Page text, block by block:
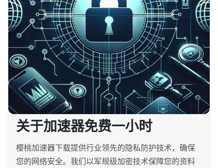
关于加速器免费一小时
樱桃加速器下载提供行业领先的隐私防护技术，确保
您的网络安全。我们以军规级加密技术保障您的资料